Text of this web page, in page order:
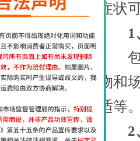
症状
1、
包
物和
适等
2、